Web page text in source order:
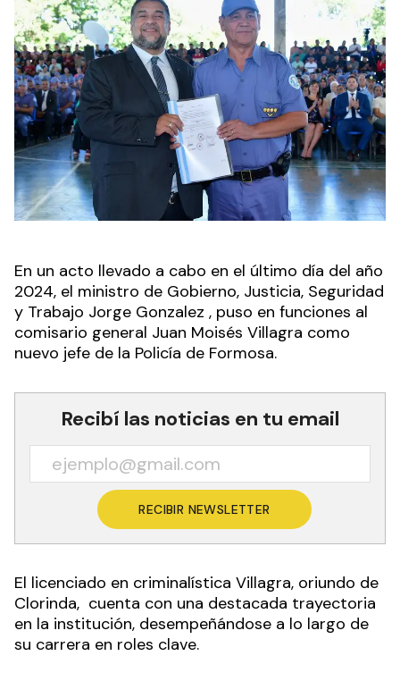
En un acto llevado a cabo en el último día del año
2024, el ministro de Gobierno, Justicia, Seguridad
y Trabajo Jorge Gonzalez , puso en funciones al
comisario general Juan Moisés Villagra como
nuevo jefe de la Policía de Formosa.
Recibí las noticias en tu email
RECIBIR NEWSLETTER
El licenciado en criminalística Villagra, oriundo de
Clorinda, cuenta con una destacada trayectoria
en la institución, desempeñándose a lo largo de
su carrera en roles clave.